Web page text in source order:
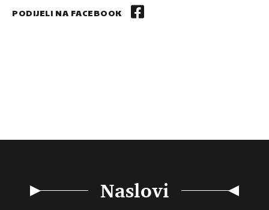
PODIJELI NA FACEBOOK
Naslovi